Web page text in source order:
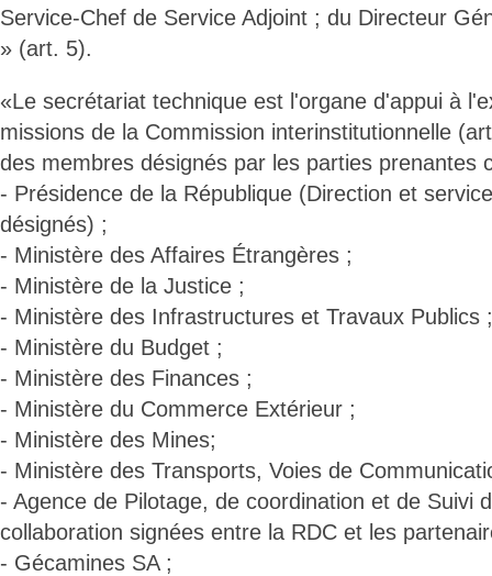
Service-Chef de Service Adjoint ; du Directeur
» (art. 5).
«Le secrétariat technique est l'organe d'appui à
missions de la Commission interinstitutionnelle
des membres désignés par les parties prenantes
- Présidence de la République (Direction et
désignés) ;
- Ministère des Affaires Étrangères ;
- Ministère de la Justice ;
- Ministère des Infrastructures et Travaux Publics ;
- Ministère du Budget ;
- Ministère des Finances ;
- Ministère du Commerce Extérieur ;
- Ministère des Mines;
- Ministère des Transports, Voies de
- Agence de Pilotage, de coordination et de Suivi
collaboration signées entre la RDC et les
- Gécamines SA ;